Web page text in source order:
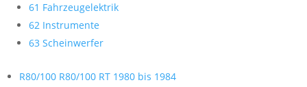
61 Fahrzeugelektrik
62 Instrumente
63 Scheinwerfer
R80/100 R80/100 RT 1980 bis 1984